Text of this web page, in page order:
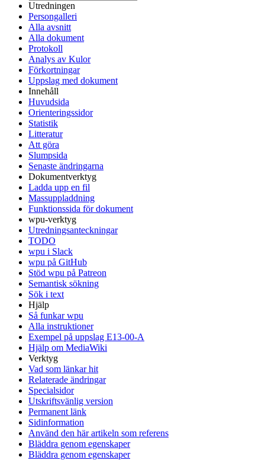
Utredningen
Persongalleri
Alla avsnitt
Alla dokument
Protokoll
Analys av Kulor
Förkortningar
Uppslag med dokument
Innehåll
Huvudsida
Orienteringssidor
Statistik
Litteratur
Att göra
Slumpsida
Senaste ändringarna
Dokumentverktyg
Ladda upp en fil
Massuppladdning
Funktionssida för dokument
wpu-verktyg
Utredningsanteckningar
TODO
wpu i Slack
wpu på GitHub
Stöd wpu på Patreon
Semantisk sökning
Sök i text
Hjälp
Så funkar wpu
Alla instruktioner
Exempel på uppslag E13-00-A
Hjälp om MediaWiki
Verktyg
Vad som länkar hit
Relaterade ändringar
Specialsidor
Utskriftsvänlig version
Permanent länk
Sidinformation
Använd den här artikeln som referens
Bläddra genom egenskaper
Bläddra genom egenskaper